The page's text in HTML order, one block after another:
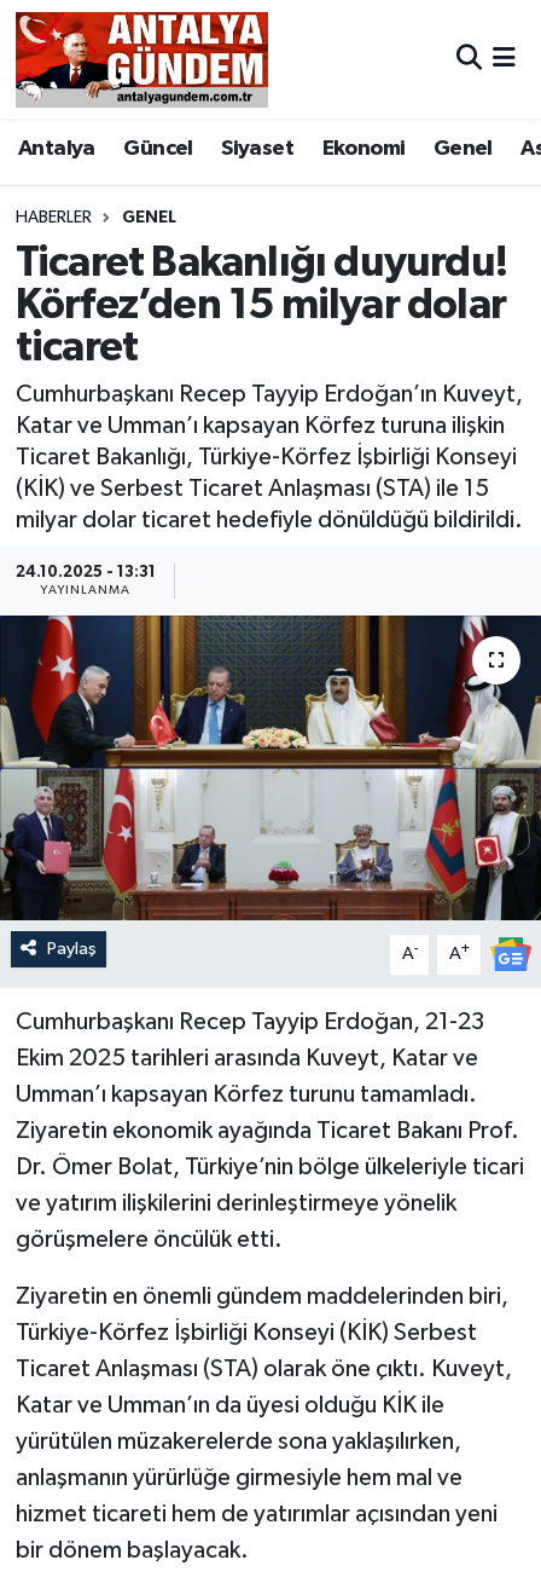
Antalya Güncel Siyaset Ekonomi Genel
HABERLER GENEL
Ticaret Bakanlığı duyurdu!
Körfez’den 15 milyar dolar
ticaret
Cumhurbaşkanı Recep Tayyip Erdoğan’ın Kuveyt,
Katar ve Umman’ı kapsayan Körfez turuna ilişkin
Ticaret Bakanlığı, Türkiye-Körfez İşbirliği Konseyi
(KİK) ve Serbest Ticaret Anlaşması (STA) ile 15
milyar dolar ticaret hedefiyle dönüldüğü bildirildi.
24.10.2025 - 13:31
YAYINLANMA
Paylaş A- A+
Cumhurbaşkanı Recep Tayyip Erdoğan, 21-23
Ekim 2025 tarihleri arasında Kuveyt, Katar ve
Umman’ı kapsayan Körfez turunu tamamladı.
Ziyaretin ekonomik ayağında Ticaret Bakanı Prof.
Dr. Ömer Bolat, Türkiye’nin bölge ülkeleriyle ticari
ve yatırım ilişkilerini derinleştirmeye yönelik
görüşmelere öncülük etti.
Ziyaretin en önemli gündem maddelerinden biri,
Türkiye-Körfez İşbirliği Konseyi (KİK) Serbest
Ticaret Anlaşması (STA) olarak öne çıktı. Kuveyt,
Katar ve Umman’ın da üyesi olduğu KİK ile
yürütülen müzakerelerde sona yaklaşılırken,
anlaşmanın yürürlüğe girmesiyle hem mal ve
hizmet ticareti hem de yatırımlar açısından yeni
bir dönem başlayacak.
Antalya
Asayiş
Bilim & Teknoloji
Bölge
EĞİTİM
Ekonomi
Genel
Görüntülü Haber
Güncel
Kültür & Sanat
Magazin
Resmi İlan
Sağlık & Yaşam
Siyaset
Spor
Antalya Nöbetçi Eczaneler
Antalya Hava Durumu
Antalya Namaz Vakitleri
Antalya Trafik Yoğunluk Haritası
Süper Lig Puan Durumu ve Fikstür
Tüm Manşetler
Son Dakika Haberleri
Haber Arşivi